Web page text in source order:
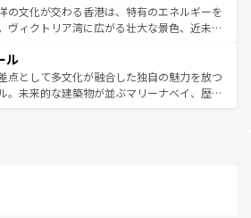
いたい。どの地域を訪れてもあたたかい人々
えてくれるので、きっと忘れられない旅にな
。
れ合い、南部ではプーケットやクラビの美し
ゾート気分を楽しむことができる。タイ料理
は一年中温暖で、どの季節にも異なる楽しみ
。親しみやすいタイの人々、仏教を中心とし
て多様な観光資源が、訪れる旅人を魅了し続
の文化が交わる香港は、特有のエネルギーを
ヴィクトリア湾に広がる壮大な景色、近未来
れても感動するはず。観光スポットが密集し
よく見どころを回れるのも魅力。息をのむよ
文化的な体験まで、香港を存分に楽しみ尽く
ル
点として多文化が融合した独自の魅力を放つ
。未来的な建築物が並ぶマリーナベイ、歴史
ズは地元の風情を楽しめる外せないスポット